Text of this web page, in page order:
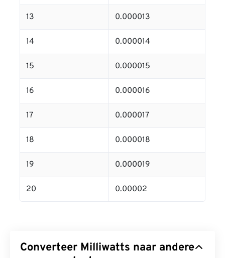
13 0.000013
14 0.000014
15 0.000015
16 0.000016
17 0.000017
18 0.000018
19 0.000019
20 0.00002
Converteer Milliwatts naar andere